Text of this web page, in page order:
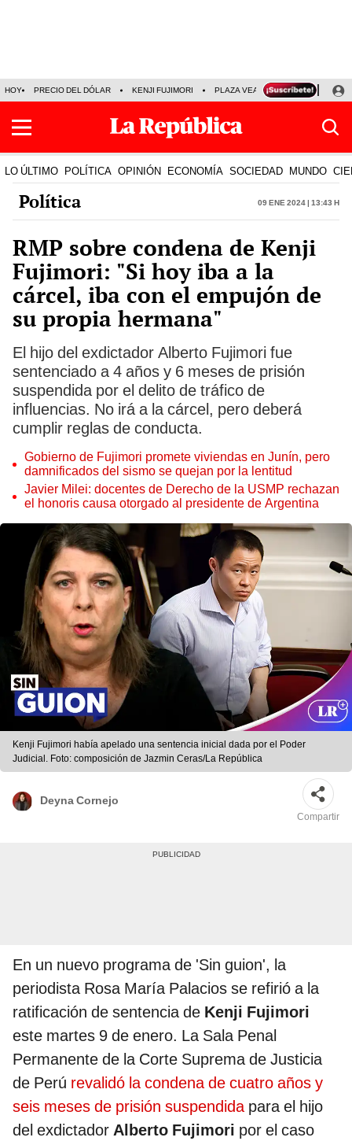
HOY PRECIO DEL DÓLAR KENJI FUJIMORI PLAZA VEA FERIADOS
LO ÚLTIMO POLÍTICA OPINIÓN ECONOMÍA SOCIEDAD MUNDO
Política 09 Ene 2024 | 13:43 h
RMP sobre condena de Kenji
Fujimori: "Si hoy iba a la
cárcel, iba con el empujón de
su propia hermana"
El hijo del exdictador Alberto Fujimori fue
sentenciado a 4 años y 6 meses de prisión
suspendida por el delito de tráfico de
influencias. No irá a la cárcel, pero deberá
cumplir reglas de conducta.
Gobierno de Fujimori promete viviendas en Junín, pero
damnificados del sismo se quejan por la lentitud
Javier Milei: docentes de Derecho de la USMP rechazan
el honoris causa otorgado al presidente de Argentina
Kenji Fujimori había apelado una sentencia inicial dada por el Poder
Judicial. Foto: composición de Jazmin Ceras/La República
Deyna Cornejo
Compartir
En un nuevo programa de 'Sin guion', la
periodista Rosa María Palacios se refirió a la
ratificación de sentencia de Kenji Fujimori
este martes 9 de enero. La Sala Penal
Permanente de la Corte Suprema de Justicia
de Perú revalidó la condena de cuatro años y
seis meses de prisión suspendidapara el hijo
del exdictador Alberto Fujimori por el caso